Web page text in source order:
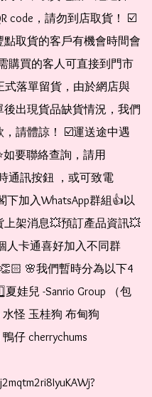
code，請勿到店取貨！ ☑️
取貨的客戶有機會時間會
購買的客人可直接到門市
落單留貨，由於網店與
出現貨品缺貨情況，我們
，請體諒！ ☑️運送途中遇
要聯絡查詢，請用
通訊按鈕 ，或可致電
加入WhatsApp群組👍以
架消息💥預訂產品資訊💥
人卡通喜好加入不同群
🌸我們暫時分為以下4
娃兒 -Sanrio Group （包
水怪 玉桂狗 布甸狗
仔 cherrychums